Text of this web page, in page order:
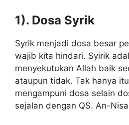
1). Dosa Syrik
Syrik menjadi dosa besar
wajib kita hindari. Syirik
menyekutukan Allah baik
ataupun tidak. Tak hanya
mengampuni dosa selain
sejalan dengan QS. An-